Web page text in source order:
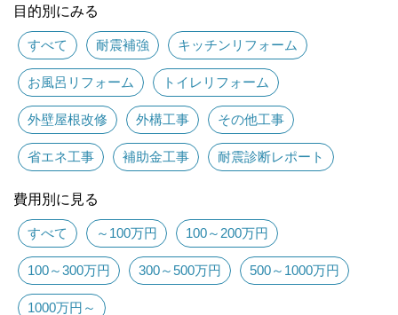
目的別にみる
すべて 耐震補強 キッチンリフォーム
お風呂リフォーム トイレリフォーム
外壁屋根改修 外構工事 その他工事
省エネ工事 補助金工事 耐震診断レポート
費用別に見る
すべて ～100万円 100～200万円
100～300万円 300～500万円 500～1000万円
1000万円～